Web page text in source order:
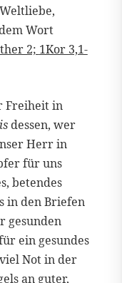
Wort
2; 1Kor 3,1-
Freiheit in
dessen, wer
Herr in
für uns
betendes
in den Briefen
gesunden
ein gesundes
Not in der
an guter,